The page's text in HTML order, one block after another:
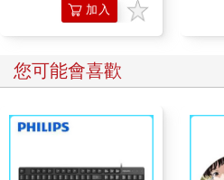
廣告初學者所有，許多商人也抱持
家建築公司所舉辦的會議，閒談的
在只賠沒賺；他們就要一敗塗地了
發揮作用。」
接著我會看著他，很有禮貌地說：
不是這間公司有其他的問題？像是
品。也許，要不是他們的廣告，只
聽我說完後，這位建築師忽然就安
加入
購物
您可能會喜歡